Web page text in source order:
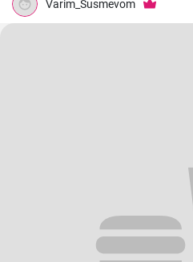
Varim_Susmevom